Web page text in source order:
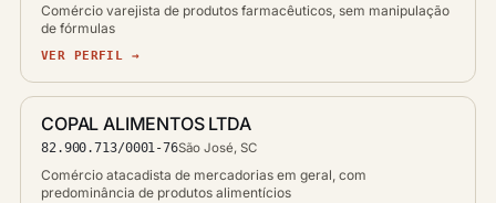
Comércio varejista de produtos farmacêuticos, sem manipulação
de fórmulas
VER PERFIL →
COPAL ALIMENTOS LTDA
82.900.713/0001-76São José, SC
Comércio atacadista de mercadorias em geral, com
predominância de produtos alimentícios